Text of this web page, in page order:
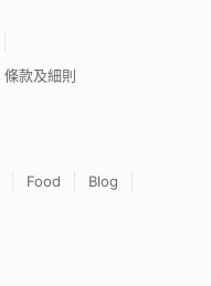
條款及細則
Food
Blog